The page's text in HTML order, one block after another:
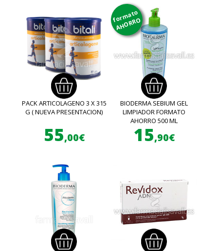
PACK ARTICOLAGENO 3 X 315
G ( NUEVA PRESENTACION)
55,00€
formato
AHORRO
BIODERMA SEBIUM GEL
LIMPIADOR FORMATO
AHORRO 500 ML
15,90€